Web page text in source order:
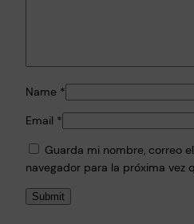
Name *
Email *
Guarda mi nombre, correo
navegador para la próxima vez